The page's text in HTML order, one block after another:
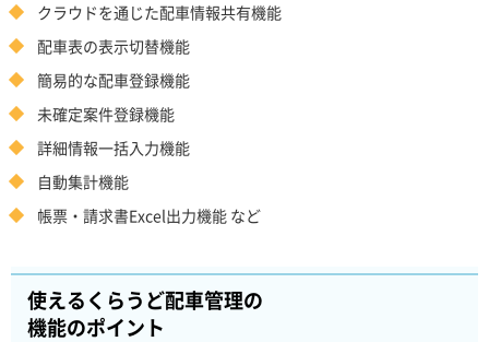
クラウドを通じた配車情報共有機能
配車表の表示切替機能
簡易的な配車登録機能
未確定案件登録機能
詳細情報一括入力機能
自動集計機能
帳票・請求書Excel出力機能 など
使えるくらうど配車管理の
機能のポイント